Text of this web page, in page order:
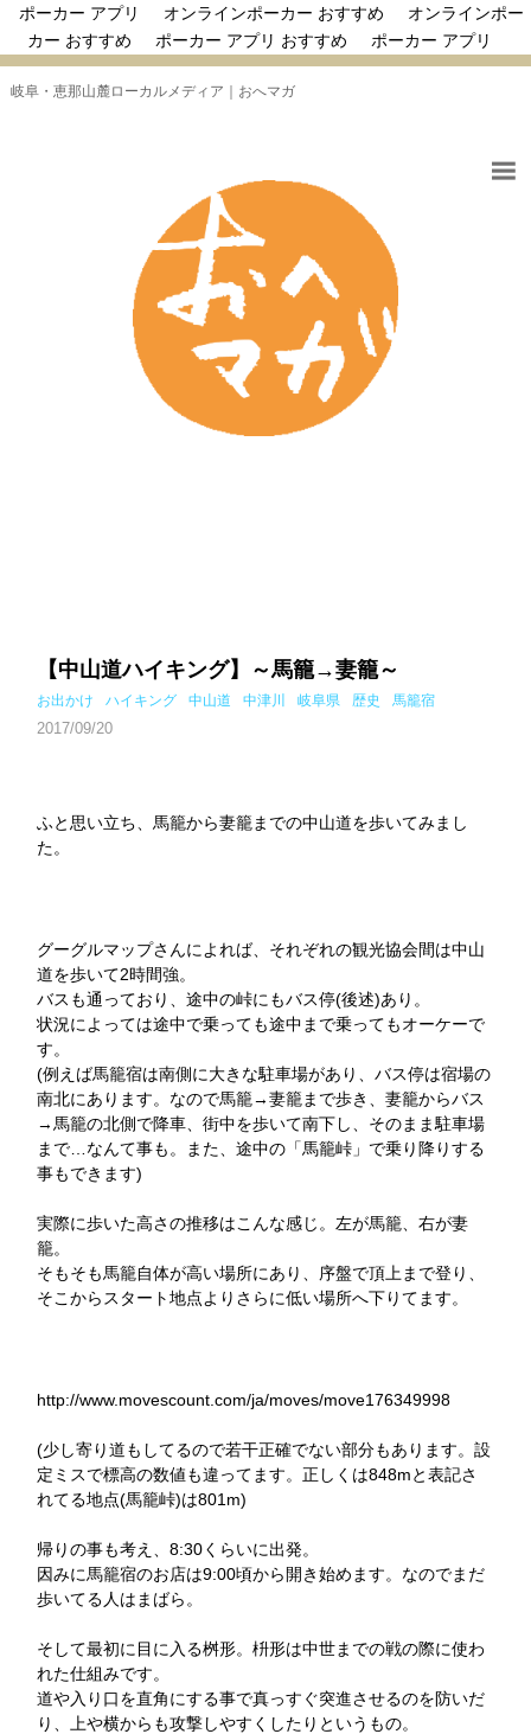
ポーカー アプリ オンラインポーカー おすすめ
オンラインポー
カー おすすめ
ポーカー アプリ おすすめ ポーカー アプリ
岐阜・恵那山麓ローカルメディア｜おへマガ
【中山道ハイキング】～馬籠→妻籠～
お出かけ ハイキング 中山道 中津川 岐阜県 歴史 馬籠宿
2017/09/20
ふと思い立ち、馬籠から妻籠までの中山道を歩いてみまし
た。
グーグルマップさんによれば、それぞれの観光協会間は中山
道を歩いて2時間強。
バスも通っており、途中の峠にもバス停(後述)あり。
状況によっては途中で乗っても途中まで乗ってもオーケーで
す。
(例えば馬籠宿は南側に大きな駐車場があり、バス停は宿場の
南北にあります。なので馬籠→妻籠まで歩き、妻籠からバス
→馬籠の北側で降車、街中を歩いて南下し、そのまま駐車場
まで…なんて事も。また、途中の「馬籠峠」で乗り降りする
事もできます)
実際に歩いた高さの推移はこんな感じ。左が馬籠、右が妻
籠。
そもそも馬籠自体が高い場所にあり、序盤で頂上まで登り、
そこからスタート地点よりさらに低い場所へ下りてます。
http://www.movescount.com/ja/moves/move176349998
(少し寄り道もしてるので若干正確でない部分もあります。設
定ミスで標高の数値も違ってます。正しくは848mと表記さ
れてる地点(馬籠峠)は801m)
帰りの事も考え、8:30くらいに出発。
因みに馬籠宿のお店は9:00頃から開き始めます。なのでまだ
歩いてる人はまばら。
そして最初に目に入る桝形。枡形は中世までの戦の際に使わ
れた仕組みです。
道や入り口を直角にする事で真っすぐ突進させるのを防いだ
り、上や横からも攻撃しやすくしたりというもの。